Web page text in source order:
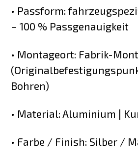
• Passform:
– 100 % Passgenauigkeit
• Montageort: Fabrik-
Bohren)
• Material: Aluminium |
• Farbe / Finish: Silber /